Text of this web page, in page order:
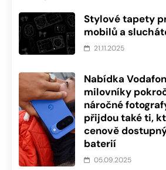
Stylové tapety
mobilů a
21.11.2025
Nabídka
milovníky
náročné
přijdou také ti,
cenově
baterií
05.09.2025